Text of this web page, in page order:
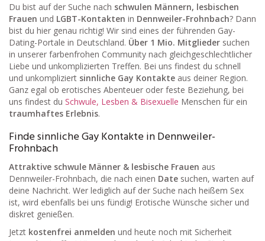
Du bist auf der Suche nach schwulen Männern, lesbischen
Frauen und LGBT-Kontakten in Dennweiler-Frohnbach? Dann
bist du hier genau richtig! Wir sind eines der führenden Gay-
Dating-Portale in Deutschland. Über 1 Mio. Mitglieder suchen
in unserer farbenfrohen Community nach gleichgeschlechtlicher
Liebe und unkomplizierten Treffen. Bei uns findest du schnell
und unkompliziert sinnliche Gay Kontakte aus deiner Region.
Ganz egal ob erotisches Abenteuer oder feste Beziehung, bei
uns findest du Schwule, Lesben & Bisexuelle Menschen für ein
traumhaftes Erlebnis.
Finde sinnliche Gay Kontakte in Dennweiler-
Frohnbach
Attraktive schwule Männer & lesbische Frauen aus
Dennweiler-Frohnbach, die nach einen Date suchen, warten auf
deine Nachricht. Wer lediglich auf der Suche nach heißem Sex
ist, wird ebenfalls bei uns fündig! Erotische Wünsche sicher und
diskret genießen.
Jetzt kostenfrei anmelden und heute noch mit Sicherheit